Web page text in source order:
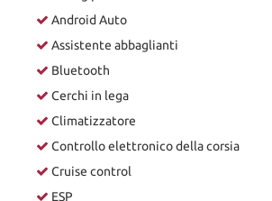
Android Auto
Assistente abbaglianti
Bluetooth
Cerchi in lega
Climatizzatore
Controllo elettronico della corsia
Cruise control
ESP